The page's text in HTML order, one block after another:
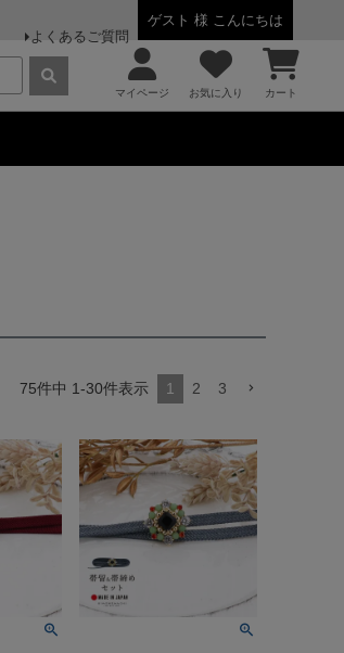
ゲスト 様 こんにちは
よくあるご質問
マイページ お気に入り カート
75件中 1-30件表示 1 2 3